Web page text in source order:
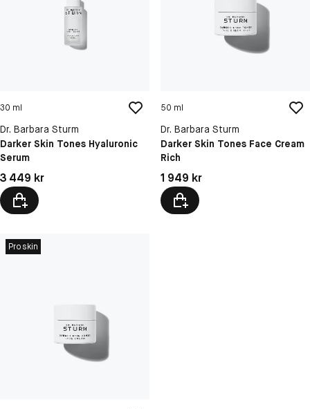
30 ml
Dr. Barbara Sturm
Darker Skin Tones Hyaluronic
Serum
Pris: 3 449 kr
3 449 kr
50 ml
Dr. Barbara Sturm
Darker Skin Tones Face Cream
Rich
Pris: 1 949 kr
1 949 kr
Proskin